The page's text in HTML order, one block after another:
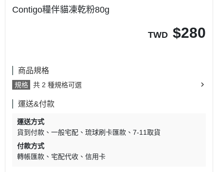
Contigo糧伴貓凍乾粉80g
TWD $280
商品規格
規格 共 2 種規格可選
運送&付款
運送方式
貨到付款
一般宅配 琉球刷卡匯款
7-11取貨
付款方式
轉帳匯款
宅配代收 信用卡